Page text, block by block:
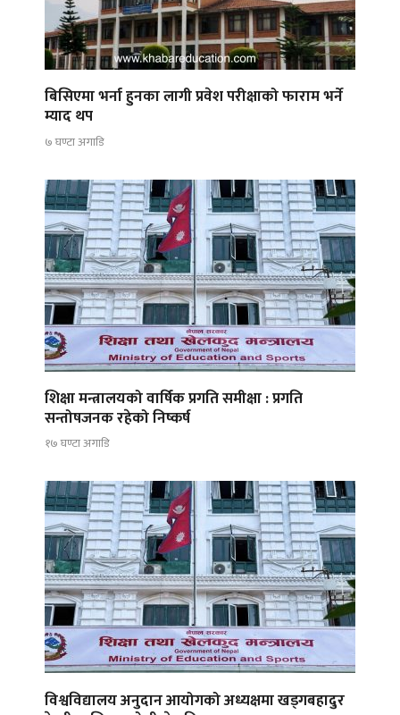
बिसिएमा भर्ना हुनका लागी प्रवेश परीक्षाको फाराम भर्ने
म्याद थप
७ घण्टा अगाडि
शिक्षा मन्त्रालयको वार्षिक प्रगति समीक्षा : प्रगति
सन्तोषजनक रहेको निष्कर्ष
१७ घण्टा अगाडि
विश्वविद्यालय अनुदान आयोगको अध्यक्षमा खड्गबहादुर